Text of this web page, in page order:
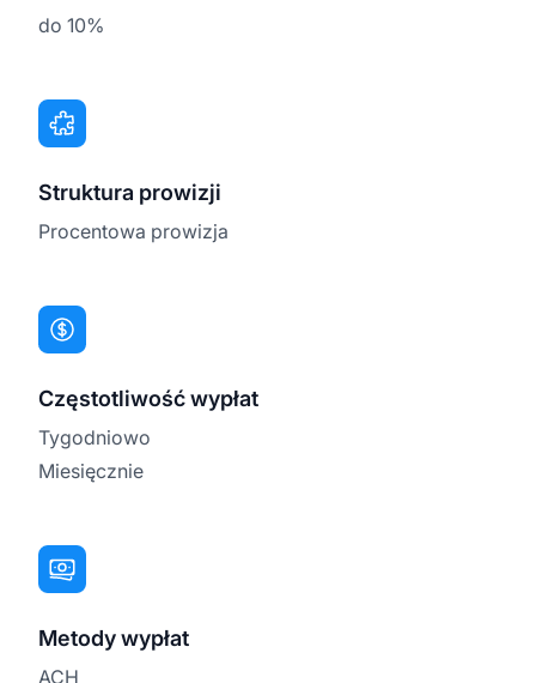
do 10%
Struktura prowizji
Procentowa prowizja
Częstotliwość wypłat
Tygodniowo
Miesięcznie
Metody wypłat
ACH